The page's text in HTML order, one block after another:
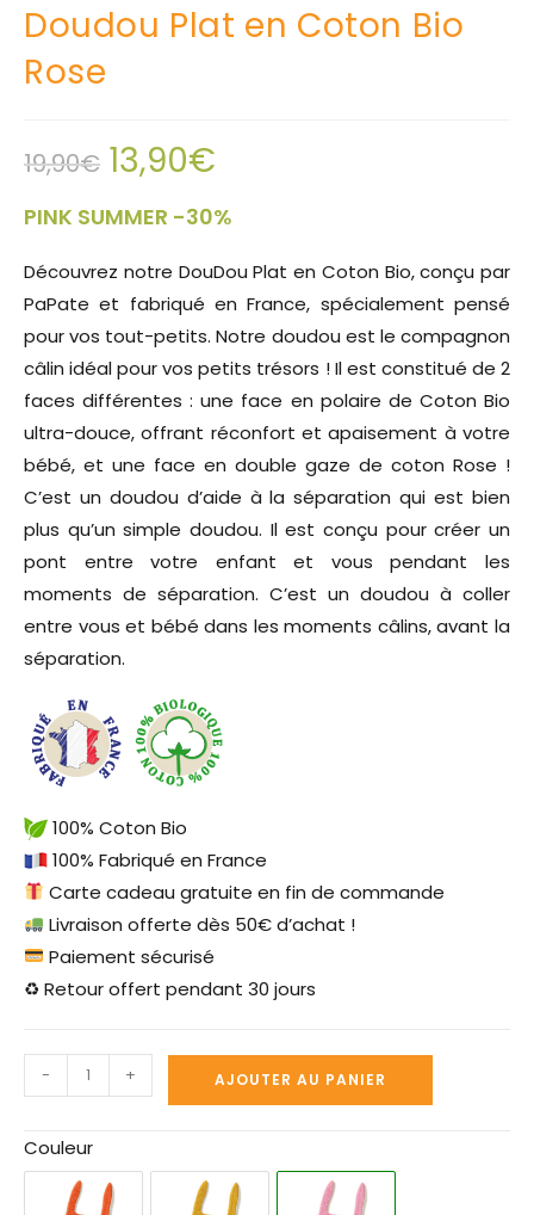
Doudou Plat en Coton Bio
Rose
19,90€ 13,90€
PINK SUMMER -30%
Découvrez notre DouDou Plat en Coton Bio, conçu par
PaPate et fabriqué en France, spécialement pensé
pour vos tout-petits. Notre doudou est le compagnon
câlin idéal pour vos petits trésors ! Il est constitué de 2
faces différentes : une face en polaire de Coton Bio
ultra-douce, offrant réconfort et apaisement à votre
bébé, et une face en double gaze de coton Rose !
C’est un doudou d’aide à la séparation qui est bien
plus qu’un simple doudou. Il est conçu pour créer un
pont entre votre enfant et vous pendant les
moments de séparation. C’est un doudou à coller
entre vous et bébé dans les moments câlins, avant la
séparation.
100% Coton Bio
100% Fabriqué en France
Carte cadeau gratuite en fin de commande
Livraison offerte dès 50€ d’achat !
Paiement sécurisé
♻ Retour offert pendant 30 jours
- + AJOUTER AU PANIER
Couleur